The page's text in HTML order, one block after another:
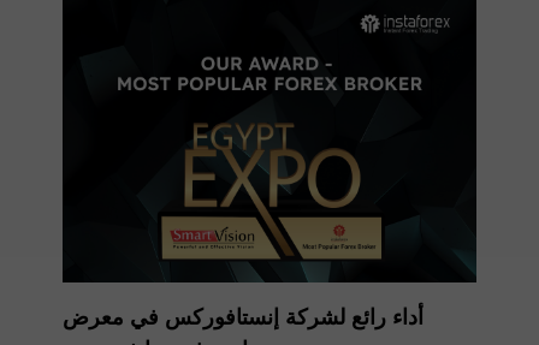
أداء رائع لشركة إنستافوركس في معرض